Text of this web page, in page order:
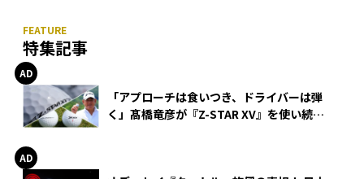
特集記事
「アプローチは食いつき、ドライバーは弾
く」髙橋竜彦が『Z-STAR XV』を使い続け